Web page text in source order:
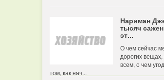
Нариман
тысяч
эт...
О чем сейчас
дорогих
всем, о чем
том, как нач...